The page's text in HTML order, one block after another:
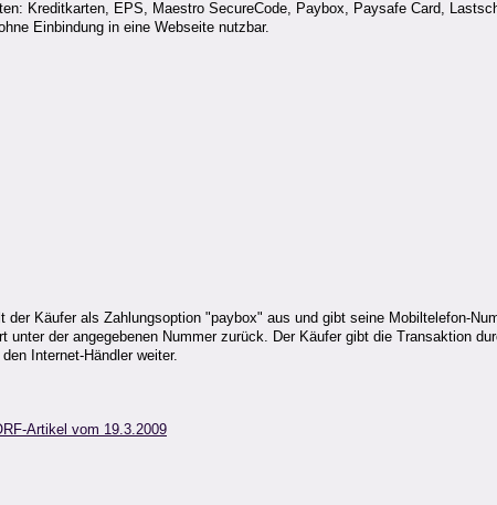
Kreditkarten, EPS, Maestro SecureCode, Paybox, Paysafe Card,
Einbindung in eine Webseite nutzbar.
der Käufer als Zahlungsoption "paybox" aus und gibt seine Mobiltelefon-
unter der angegebenen Nummer zurück. Der Käufer gibt die Transaktion
Internet-Händler weiter.
Artikel vom 19.3.2009